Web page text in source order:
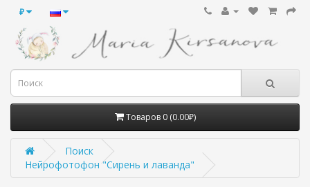
₽
Товаров 0 (0.00₽)
Поиск
Нейрофотофон "Сирень и лаванда"